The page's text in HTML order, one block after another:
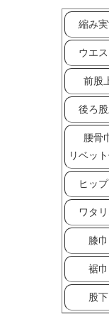
縮み
ウエ
前股
後ろ
腰骨
リベッ
ヒッ
ワタ
膝巾
裾巾
股下